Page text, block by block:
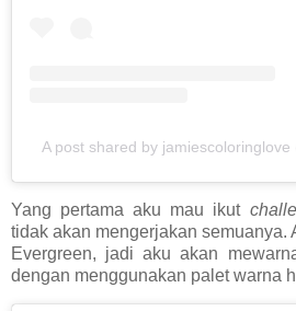
A post shared by
Yang pertama aku mau ikut
tidak akan mengerjakan semuanya.
Evergreen, jadi aku akan
dengan menggunakan palet warna